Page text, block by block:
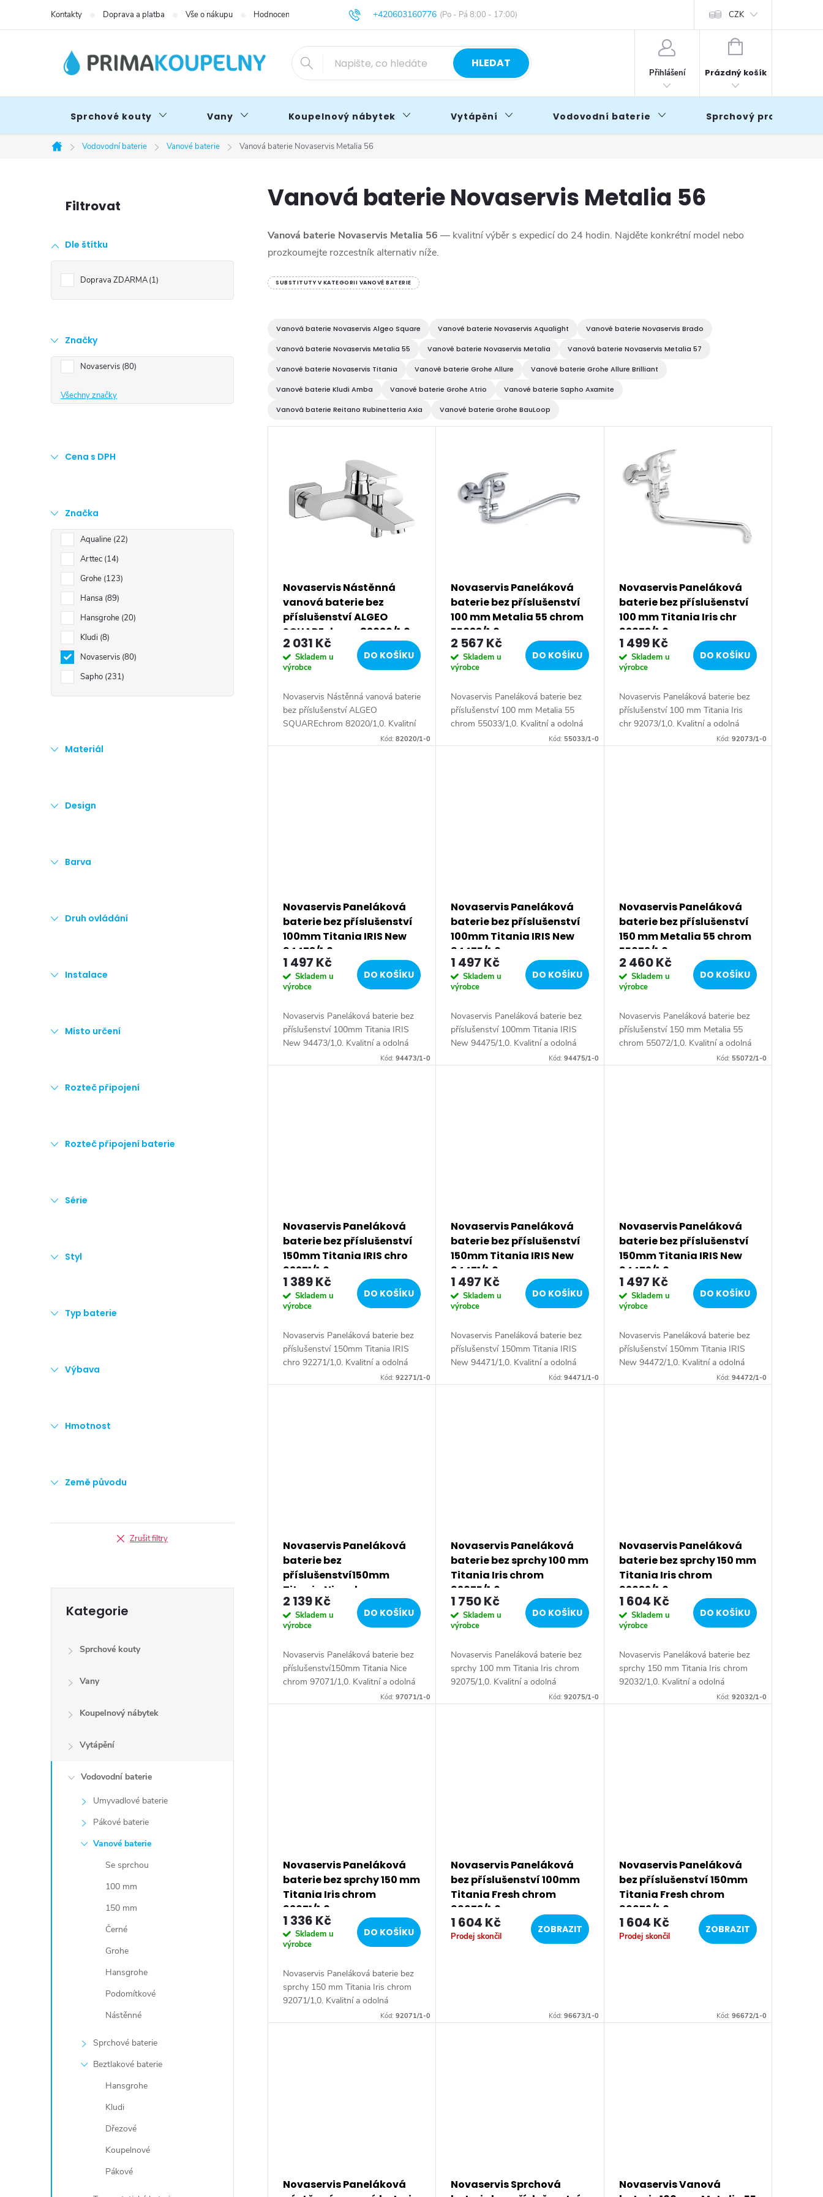
+420603160776
info@primakoupelny.cz
Kontakty Doprava a platba Vše o nákupu Hodnocení obchodu Obchodní podmínky Blog CZK
HLEDAT
Přihlášení
NÁKUPNÍ
Prázdný košík
Sprchové kouty Vany Koupelnový nábytek Vytápění Vodovodní baterie Sprchový program
Domů
Vodovodní baterie Vanové baterie Vanová baterie Novaservis Metalia 56
s
t
a
n
n
a
n
e
Dle štítku
Doprava ZDARMA 1
Značky
Novaservis 80
Všechny značky
Cena s DPH
Značka
Aqualine 22
Arttec 14
Grohe 123
Hansa 89
Hansgrohe 20
Kludi 8
Novaservis 80
Sapho 231
Materiál
Design
Barva
Druh ovládání
Instalace
Místo určení
Rozteč připojení
Rozteč připojení baterie
Série
Styl
Typ baterie
Výbava
Hmotnost
Země původu
Zrušit filtry
kategorie
Kategorie
Sprchové kouty
Vany
Koupelnový nábytek
Vytápění
Vodovodní baterie
Umyvadlové baterie
Pákové baterie
Vanové baterie
Se sprchou
100 mm
150 mm
Černé
Grohe
Hansgrohe
Podomítkové
Nástěnné
Sprchové baterie
Beztlakové baterie
Hansgrohe
Kludi
Dřezové
Koupelnové
Pákové
Vanová baterie Novaservis Metalia 56
Vanová baterie Novaservis Metalia 56 — kvalitní výběr s expedicí do 24 hodin. Najděte konkrétní model nebo
prozkoumejte rozcestník alternativ níže.
SUBSTITUTY V KATEGORII VANOVÉ BATERIE
Vanová baterie Novaservis Algeo Square Vanové baterie Novaservis Aqualight Vanové baterie Novaservis Brado
Vanová baterie Novaservis Metalia 55 Vanové baterie Novaservis Metalia Vanová baterie Novaservis Metalia 57
Vanové baterie Novaservis Titania Vanové baterie Grohe Allure Vanové baterie Grohe Allure Brilliant
Vanové baterie Kludi Amba Vanové baterie Grohe Atrio Vanové baterie Sapho Axamite
Vanová baterie Reitano Rubinetteria Axia Vanové baterie Grohe BauLoop
k
Novaservis Nástěnná
vanová baterie bez
příslušenství ALGEO
SQUAREchrom 82020/1,0
2 031 Kč
Skladem u
výrobce
DO KOŠÍKU
Novaservis Nástěnná vanová baterie
bez příslušenství ALGEO
SQUAREchrom 82020/1,0. Kvalitní
a odolná keramická kartuše 35mm s
Kód:82020/1-0
Novaservis Paneláková
baterie bez příslušenství
100 mm Metalia 55 chrom
55033/1,0
2 567 Kč
Skladem u
výrobce
DO KOŠÍKU
Novaservis Paneláková baterie bez
příslušenství 100 mm Metalia 55
chrom 55033/1,0. Kvalitní a odolná
keramická kartuše KEROX 35 mm s
Kód: 55033/1-0
Novaservis Paneláková
baterie bez příslušenství
100 mm Titania Iris chr
92073/1,0
1 499 Kč
Skladem u
výrobce
DO KOŠÍKU
Novaservis Paneláková baterie bez
příslušenství 100 mm Titania Iris
chr 92073/1,0. Kvalitní a odolná
keramická kartuše 35 mm sKód: 92073/1-0
Novaservis Paneláková
baterie bez příslušenství
100mm Titania IRIS New
94473/1,0
1 497 Kč
Skladem u
výrobce
DO KOŠÍKU
Novaservis Paneláková baterie bez
příslušenství 100mm Titania IRIS
New 94473/1,0. Kvalitní a odolná
keramická kartuše 35 mm sKód:94473/1-0
Novaservis Paneláková
baterie bez příslušenství
100mm Titania IRIS New
94475/1,0
1 497 Kč
Skladem u
výrobce
DO KOŠÍKU
Novaservis Paneláková baterie bez
příslušenství 100mm Titania IRIS
New 94475/1,0. Kvalitní a odolná
keramická kartuše 35 mm sKód: 94475/1-0
Novaservis Paneláková
baterie bez příslušenství
150 mm Metalia 55 chrom
55072/1,0
2 460 Kč
Skladem u
výrobce
DO KOŠÍKU
Novaservis Paneláková baterie bez
příslušenství 150 mm Metalia 55
chrom 55072/1,0. Kvalitní a odolná
keramická kartuše KEROX 35 mm s
Kód: 55072/1-0
Novaservis Paneláková
baterie bez příslušenství
150mm Titania IRIS chro
92271/1,0
1 389 Kč
Skladem u
výrobce
DO KOŠÍKU
Novaservis Paneláková baterie bez
příslušenství 150mm Titania IRIS
chro 92271/1,0. Kvalitní a odolná
keramická kartuše 35 mm sKód:92271/1-0
Novaservis Paneláková
baterie bez příslušenství
150mm Titania IRIS New
94471/1,0
1 497 Kč
Skladem u
výrobce
DO KOŠÍKU
Novaservis Paneláková baterie bez
příslušenství 150mm Titania IRIS
New 94471/1,0. Kvalitní a odolná
keramická kartuše 35 mm sKód: 94471/1-0
Novaservis Paneláková
baterie bez příslušenství
150mm Titania IRIS New
94472/1,0
1 497 Kč
Skladem u
výrobce
DO KOŠÍKU
Novaservis Paneláková baterie bez
příslušenství 150mm Titania IRIS
New 94472/1,0. Kvalitní a odolná
keramická kartuše 35 mm sKód: 94472/1-0
Novaservis Paneláková
baterie bez
příslušenství150mm
Titania Nice chrom
97071/1,0
2 139 Kč
Skladem u
výrobce
DO KOŠÍKU
Novaservis Paneláková baterie bez
příslušenství150mm Titania Nice
chrom 97071/1,0. Kvalitní a odolná
keramická kartuše 35 mm sKód:97071/1-0
Novaservis Paneláková
baterie bez sprchy 100 mm
Titania Iris chrom
92075/1,0
1 750 Kč
Skladem u
výrobce
DO KOŠÍKU
Novaservis Paneláková baterie bez
sprchy 100 mm Titania Iris chrom
92075/1,0. Kvalitní a odolná
keramická kartuše 35 mm sKód: 92075/1-0
Novaservis Paneláková
baterie bez sprchy 150 mm
Titania Iris chrom
92032/1,0
1 604 Kč
Skladem u
výrobce
DO KOŠÍKU
Novaservis Paneláková baterie bez
sprchy 150 mm Titania Iris chrom
92032/1,0. Kvalitní a odolná
keramická kartuše 35 mm sKód: 92032/1-0
Novaservis Paneláková
baterie bez sprchy 150 mm
Titania Iris chrom
92071/1,0
1 336 Kč
Skladem u
výrobce
DO KOŠÍKU
Novaservis Paneláková baterie bez
sprchy 150 mm Titania Iris chrom
92071/1,0. Kvalitní a odolná
keramická kartuše 35 mm sKód:92071/1-0
Novaservis Paneláková
bez příslušenství 100mm
Titania Fresh chrom
96673/1,0
1 604 Kč
Prodej skončil
ZOBRAZIT
Kód: 96673/1-0
Novaservis Paneláková
bez příslušenství 150mm
Titania Fresh chrom
96672/1,0
1 604 Kč
Prodej skončil
ZOBRAZIT
Kód: 96672/1-0
Novaservis Paneláková
Novaservis Sprchová
Novaservis Vanová